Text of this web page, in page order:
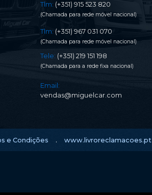
Tlm: (+351) 915 523 820
(Chamada para rede móvel nacional)
Tlm: (+351) 967 031 070
(Chamada para rede móvel nacional)
Tele: (+351) 219 151 198
(Chamada para a rede fixa nacional)
Email:
vendas@miguelcar.com
e Condições . www.livroreclamacoes.pt